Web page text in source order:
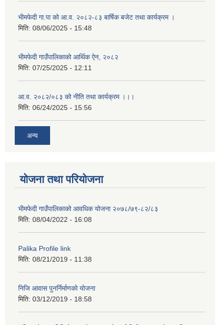
भीमफेदी गा.पा को आ.व. २०८२-८३ बार्षिक बजेट तथा कार्यक्रम ।
मिति: 08/06/2025 - 15:48
भीमफेदी गाउँपालिकाको आर्थिक ऐन, २०८२
मिति: 07/25/2025 - 12:11
आ.व. २०८२/०८३ को नीति तथा कार्यक्रम ।।।
मिति: 06/24/2025 - 15:56
अन्य
योजना तथा परियोजना
भीमफेदी गाउँपालिकाको आवधिक योजना २०७८/७९-८२/८३
मिति: 08/04/2022 - 16:08
Palika Profile link
मिति: 08/21/2019 - 11:38
निजि आवास पुनर्निर्माणको योजना
मिति: 03/12/2019 - 18:58